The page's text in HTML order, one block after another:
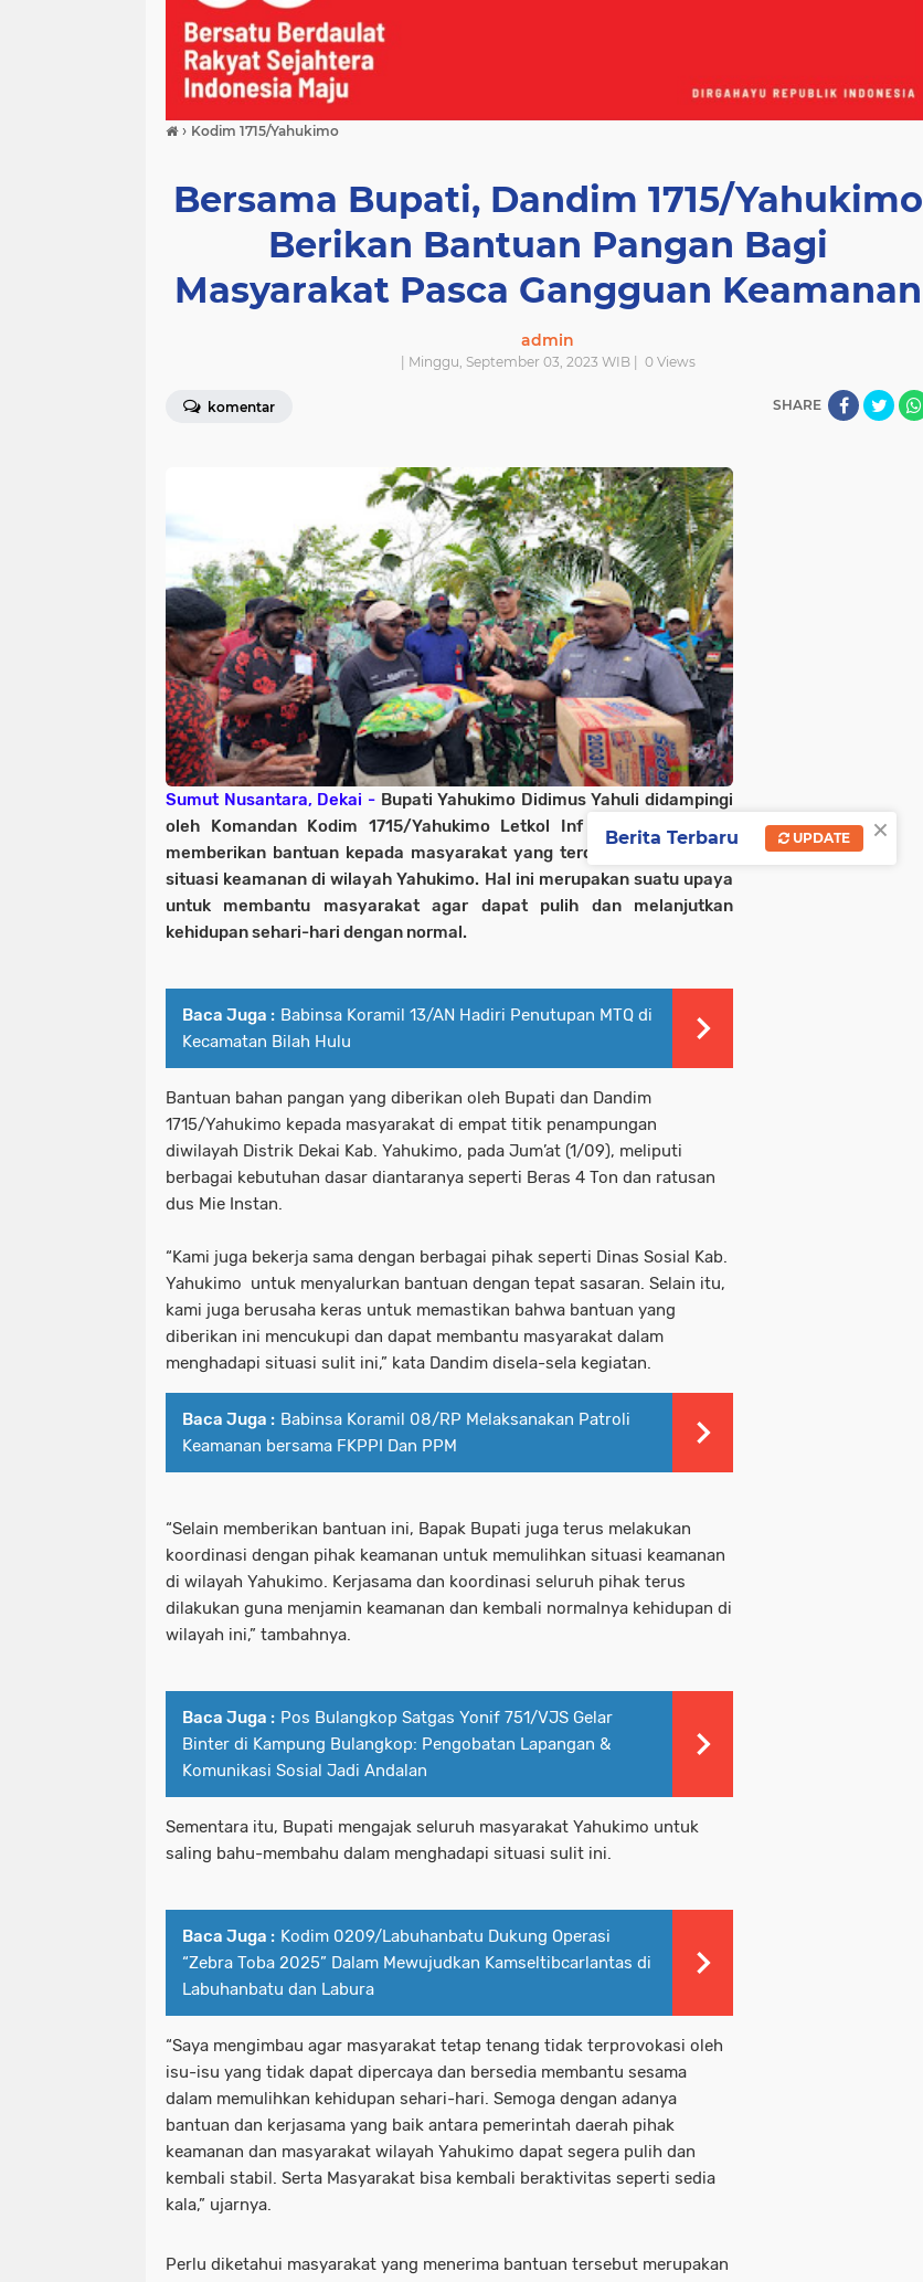
› Kodim 1715/Yahukimo
Bersama Bupati, Dandim 1715/Yahukimo
Berikan Bantuan Pangan Bagi
Masyarakat Pasca Gangguan Keamanan
admin
| Minggu, September 03, 2023 WIB | 0Views
komentar SHARE
Sumut Nusantara, Dekai - Bupati Yahukimo Didimus Yahuli didampingi
oleh Komandan Kodim 1715/Yahukimo Letkol Inf Tommy Yudistyo
memberikan bantuan kepada masyarakat yang terdampak gangguan
situasi keamanan di wilayah Yahukimo. Hal ini merupakan suatu upaya
untuk membantu masyarakat agar dapat pulih dan melanjutkan
kehidupan sehari-hari dengan normal.
Baca Juga : Babinsa Koramil 13/AN Hadiri Penutupan MTQ di
Kecamatan Bilah Hulu
Bantuan bahan pangan yang diberikan oleh Bupati dan Dandim
1715/Yahukimo kepada masyarakat di empat titik penampungan
diwilayah Distrik Dekai Kab. Yahukimo, pada Jum’at (1/09), meliputi
berbagai kebutuhan dasar diantaranya seperti Beras 4 Ton dan ratusan
dus Mie Instan.
“Kami juga bekerja sama dengan berbagai pihak seperti Dinas Sosial Kab.
Yahukimo untuk menyalurkan bantuan dengan tepat sasaran. Selain itu,
kami juga berusaha keras untuk memastikan bahwa bantuan yang
diberikan ini mencukupi dan dapat membantu masyarakat dalam
menghadapi situasi sulit ini,” kata Dandim disela-sela kegiatan.
Baca Juga : Babinsa Koramil 08/RP Melaksanakan Patroli
Keamanan bersama FKPPI Dan PPM
“Selain memberikan bantuan ini, Bapak Bupati juga terus melakukan
koordinasi dengan pihak keamanan untuk memulihkan situasi keamanan
di wilayah Yahukimo. Kerjasama dan koordinasi seluruh pihak terus
dilakukan guna menjamin keamanan dan kembali normalnya kehidupan di
wilayah ini,” tambahnya.
Baca Juga : Pos Bulangkop Satgas Yonif 751/VJS Gelar
Binter di Kampung Bulangkop: Pengobatan Lapangan &
Komunikasi Sosial Jadi Andalan
Sementara itu, Bupati mengajak seluruh masyarakat Yahukimo untuk
saling bahu-membahu dalam menghadapi situasi sulit ini.
Baca Juga : Kodim 0209/Labuhanbatu Dukung Operasi
“Zebra Toba 2025” Dalam Mewujudkan Kamseltibcarlantas di
Labuhanbatu dan Labura
“Saya mengimbau agar masyarakat tetap tenang tidak terprovokasi oleh
isu-isu yang tidak dapat dipercaya dan bersedia membantu sesama
dalam memulihkan kehidupan sehari-hari. Semoga dengan adanya
bantuan dan kerjasama yang baik antara pemerintah daerah pihak
keamanan dan masyarakat wilayah Yahukimo dapat segera pulih dan
kembali stabil. Serta Masyarakat bisa kembali beraktivitas seperti sedia
kala,” ujarnya.
Perlu diketahui masyarakat yang menerima bantuan tersebut merupakan
×
Berita Terbaru UPDATE